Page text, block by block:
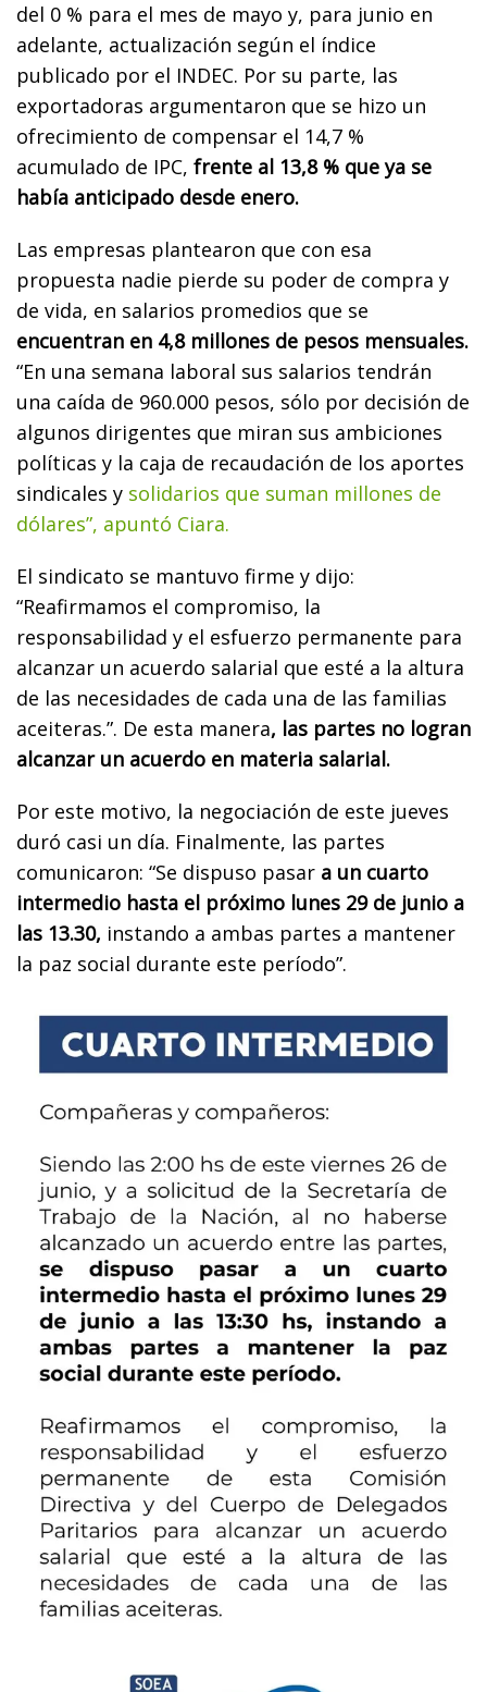
del 0 % para el mes de mayo y, para junio en
adelante, actualización según el índice
publicado por el INDEC. Por su parte, las
exportadoras argumentaron que se hizo un
ofrecimiento de compensar el 14,7 %
acumulado de IPC, frente al 13,8 % que ya se
había anticipado desde enero.
Las empresas plantearon que con esa
propuesta nadie pierde su poder de compra y
de vida, en salarios promedios que se
encuentran en 4,8 millones de pesos mensuales.
“En una semana laboral sus salarios tendrán
una caída de 960.000 pesos, sólo por decisión de
algunos dirigentes que miran sus ambiciones
políticas y la caja de recaudación de los aportes
sindicales y solidarios que suman millones de
dólares”, apuntó Ciara.
El sindicato se mantuvo firme y dijo:
“Reafirmamos el compromiso, la
responsabilidad y el esfuerzo permanente para
alcanzar un acuerdo salarial que esté a la altura
de las necesidades de cada una de las familias
aceiteras.”. De esta manera, las partes no logran
alcanzar un acuerdo en materia salarial.
Por este motivo, la negociación de este jueves
duró casi un día. Finalmente, las partes
comunicaron: “Se dispuso pasar a un cuarto
intermedio hasta el próximo lunes 29 de junio a
las 13.30, instando a ambas partes a mantener
la paz social durante este período”.